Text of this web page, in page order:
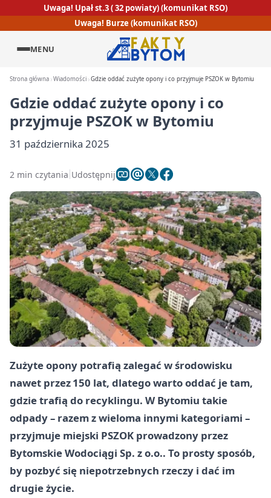
Uwaga! Upał st.3 ( 32 powiaty) (komunikat RSO)
Uwaga! Burze (komunikat RSO)
MENU
Strona główna Wiadomości Gdzie oddać zużyte opony i co przyjmuje PSZOK w Bytomiu
Gdzie oddać zużyte opony i co
przyjmuje PSZOK w Bytomiu
31 października 2025
2 min czytania Udostępnij
Zużyte opony potrafią zalegać w środowisku
nawet przez150 lat, dlatego warto oddać je tam,
gdzie trafią do recyklingu. W Bytomiu takie
odpady – razem z wieloma innymi kategoriami –
przyjmuje miejski PSZOK prowadzony przez
Bytomskie Wodociągi Sp. z o.o.. To prosty sposób,
by pozbyć się niepotrzebnych rzeczy i dać im
drugie życie.